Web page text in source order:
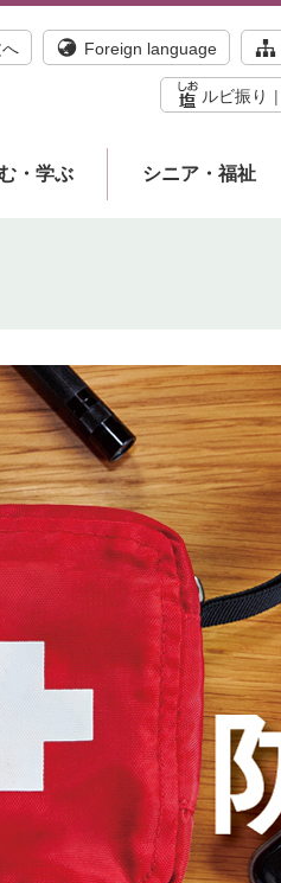
Foreign language
ルビ振り
・学ぶ シニア・福祉